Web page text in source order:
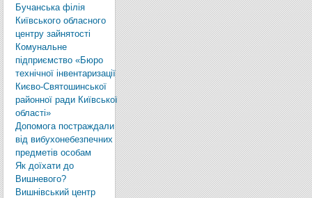
Бучанська філія
Київського обласного
центру зайнятості
Комунальне
підприємство «Бюро
технічної інвентаризації
Києво-Святошинської
районної ради Київської
області»
Допомога постраждали
від вибухонебезпечних
предметів особам
Як доїхати до
Вишневого?
Вишнівський центр